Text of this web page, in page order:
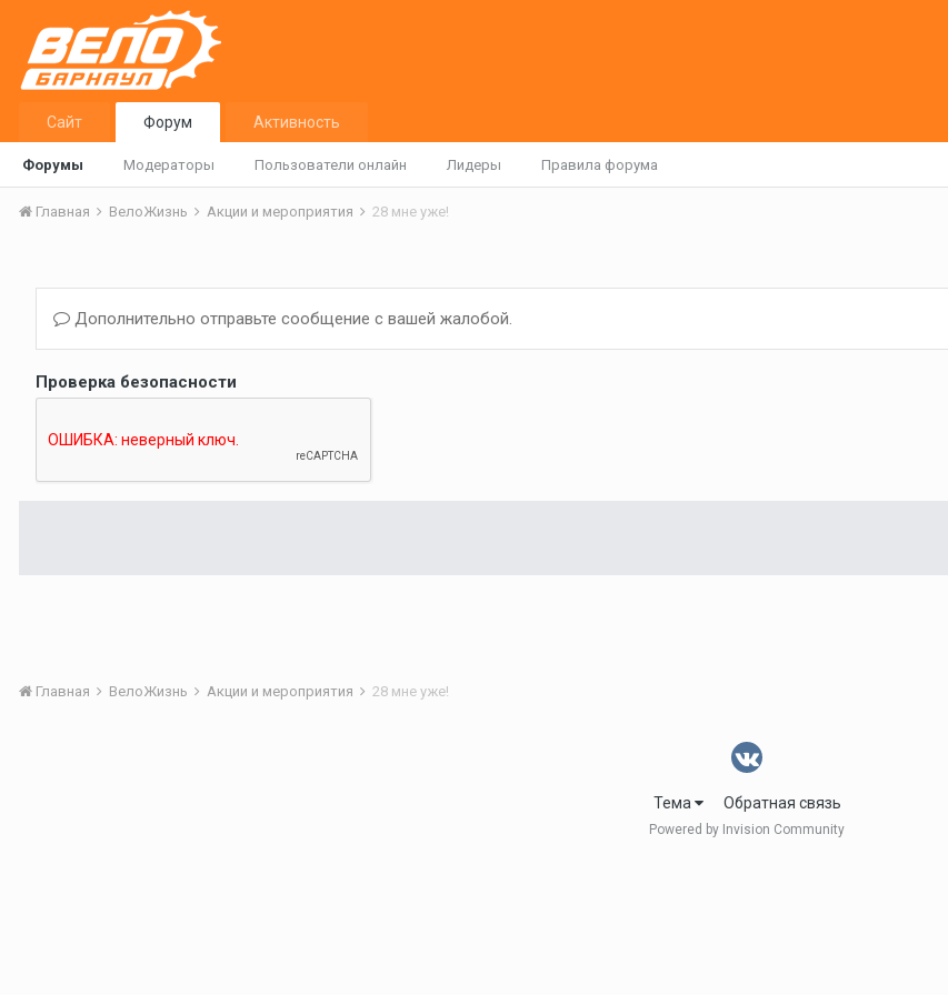
Сайт Форум
Форумы Модераторы Пользователи онлайн Лидеры Правила форума
Активность
Главная ВелоЖизнь Акции и мероприятия 28 мне уже!
Дополнительно отправьте сообщение с вашей жалобой.
Проверка безопасности
Главная ВелоЖизнь Акции и мероприятия 28 мне уже!
Тема Обратная связь
Powered by Invision Community